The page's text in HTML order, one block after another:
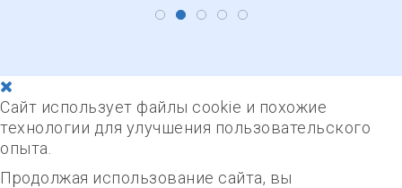
Сайт использует файлы cookie и похожие
технологии для улучшения пользовательского
опыта.
Продолжая использование сайта, вы